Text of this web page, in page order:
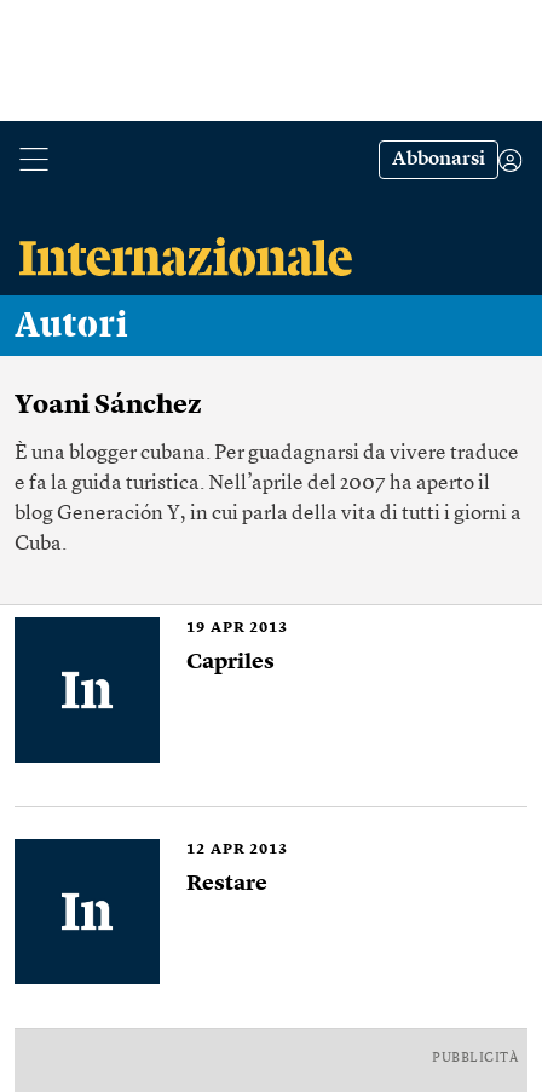
Abbonarsi
Autori
Yoani Sánchez
È una blogger cubana. Per guadagnarsi da vivere traduce
e fa la guida turistica. Nell’aprile del 2007 ha aperto il
blogGeneración Y, in cui parla della vita di tutti i giorni a
Cuba.
19 APR 2013
Capriles
12 APR 2013
Restare
PUBBLICITÀ